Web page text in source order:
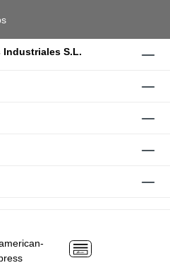
Industriales S.L.